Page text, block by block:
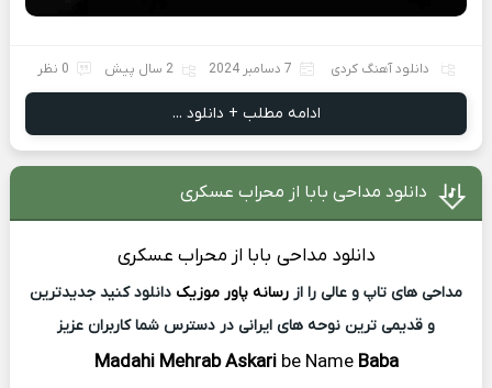
دانلود آهنگ کردی 7 دسامبر 2024 2 سال پیش 0 نظر
ادامه مطلب + دانلود ...
دانلود مداحی بابا از محراب عسکری
دانلود مداحی بابا از محراب عسکری
مداحی های تاپ و عالی را از رسانه پاور موزیک دانلود کنید جدیدترین
و قدیمی ترین نوحه های ایرانی در دسترس شما کاربران عزیز
Madahi Mehrab Askari be NameBaba